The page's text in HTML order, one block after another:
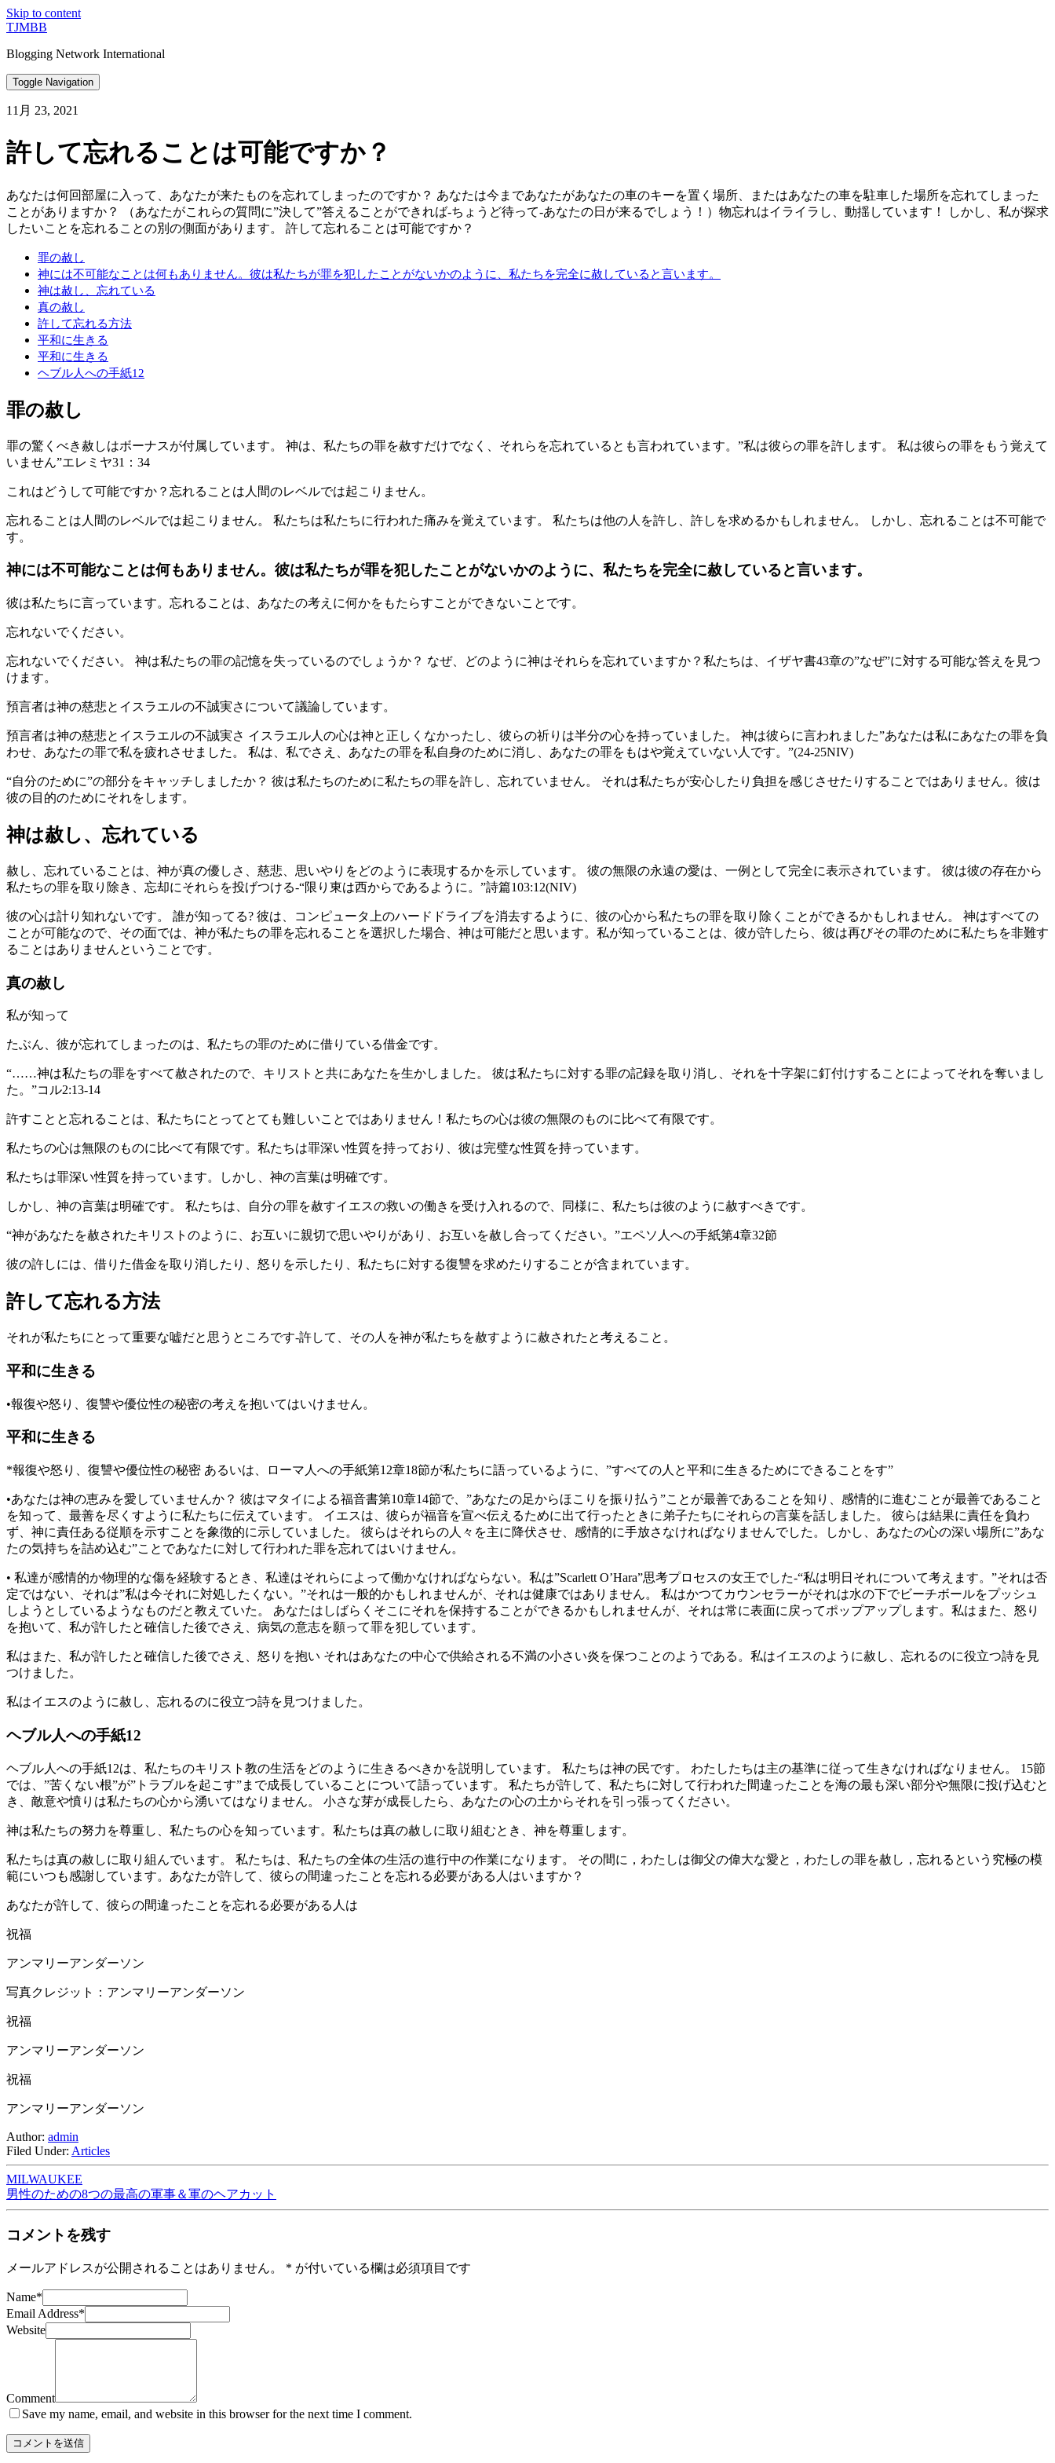
Skip to content
TJMBB
Blogging Network International
Toggle Navigation
11月 23, 2021
許して忘れることは可能ですか？
あなたは何回部屋に入って、あなたが来たものを忘れてしまったのですか？ あなたは今まであなたがあなたの車のキーを置く場所、またはあなたの車を駐車した場所を忘れてしまった
ことがありますか？ （あなたがこれらの質問に”決して”答えることができれば-ちょうど待って-あなたの日が来るでしょう！）物忘れはイライラし、動揺しています！ しかし、私が探求
したいことを忘れることの別の側面があります。 許して忘れることは可能ですか？
罪の赦し
神には不可能なことは何もありません。彼は私たちが罪を犯したことがないかのように、私たちを完全に赦していると言います。
神は赦し、忘れている
真の赦し
許して忘れる方法
平和に生きる
平和に生きる
ヘブル人への手紙12
罪の赦し
罪の驚くべき赦しはボーナスが付属しています。 神は、私たちの罪を赦すだけでなく、それらを忘れているとも言われています。”私は彼らの罪を許します。 私は彼らの罪をもう覚えて
いません”エレミヤ31：34
これはどうして可能ですか？忘れることは人間のレベルでは起こりません。
忘れることは人間のレベルでは起こりません。 私たちは私たちに行われた痛みを覚えています。 私たちは他の人を許し、許しを求めるかもしれません。 しかし、忘れることは不可能で
す。
神には不可能なことは何もありません。彼は私たちが罪を犯したことがないかのように、私たちを完全に赦していると言います。
彼は私たちに言っています。忘れることは、あなたの考えに何かをもたらすことができないことです。
忘れないでください。
忘れないでください。 神は私たちの罪の記憶を失っているのでしょうか？ なぜ、どのように神はそれらを忘れていますか？私たちは、イザヤ書43章の”なぜ”に対する可能な答えを見つ
けます。
預言者は神の慈悲とイスラエルの不誠実さについて議論しています。
預言者は神の慈悲とイスラエルの不誠実さ イスラエル人の心は神と正しくなかったし、彼らの祈りは半分の心を持っていました。 神は彼らに言われました”あなたは私にあなたの罪を負
わせ、あなたの罪で私を疲れさせました。 私は、私でさえ、あなたの罪を私自身のために消し、あなたの罪をもはや覚えていない人です。”(24-25NIV)
“自分のために”の部分をキャッチしましたか？ 彼は私たちのために私たちの罪を許し、忘れていません。 それは私たちが安心したり負担を感じさせたりすることではありません。彼は
彼の目的のためにそれをします。
神は赦し、忘れている
赦し、忘れていることは、神が真の優しさ、慈悲、思いやりをどのように表現するかを示しています。 彼の無限の永遠の愛は、一例として完全に表示されています。 彼は彼の存在から
私たちの罪を取り除き、忘却にそれらを投げつける-“限り東は西からであるように。”詩篇103:12(NIV)
彼の心は計り知れないです。 誰が知ってる? 彼は、コンピュータ上のハードドライブを消去するように、彼の心から私たちの罪を取り除くことができるかもしれません。 神はすべての
ことが可能なので、その面では、神が私たちの罪を忘れることを選択した場合、神は可能だと思います。私が知っていることは、彼が許したら、彼は再びその罪のために私たちを非難す
ることはありませんということです。
真の赦し
私が知って
たぶん、彼が忘れてしまったのは、私たちの罪のために借りている借金です。
“……神は私たちの罪をすべて赦されたので、キリストと共にあなたを生かしました。 彼は私たちに対する罪の記録を取り消し、それを十字架に釘付けすることによってそれを奪いまし
た。”コル2:13-14
許すことと忘れることは、私たちにとってとても難しいことではありません！私たちの心は彼の無限のものに比べて有限です。
私たちの心は無限のものに比べて有限です。私たちは罪深い性質を持っており、彼は完璧な性質を持っています。
私たちは罪深い性質を持っています。しかし、神の言葉は明確です。
しかし、神の言葉は明確です。 私たちは、自分の罪を赦すイエスの救いの働きを受け入れるので、同様に、私たちは彼のように赦すべきです。
“神があなたを赦されたキリストのように、お互いに親切で思いやりがあり、お互いを赦し合ってください。”エペソ人への手紙第4章32節
彼の許しには、借りた借金を取り消したり、怒りを示したり、私たちに対する復讐を求めたりすることが含まれています。
許して忘れる方法
それが私たちにとって重要な嘘だと思うところです-許して、その人を神が私たちを赦すように赦されたと考えること。
平和に生きる
•報復や怒り、復讐や優位性の秘密の考えを抱いてはいけません。
平和に生きる
*報復や怒り、復讐や優位性の秘密 あるいは、ローマ人への手紙第12章18節が私たちに語っているように、”すべての人と平和に生きるためにできることをす”
•あなたは神の恵みを愛していませんか？ 彼はマタイによる福音書第10章14節で、”あなたの足からほこりを振り払う”ことが最善であることを知り、感情的に進むことが最善であること
を知って、最善を尽くすように私たちに伝えています。 イエスは、彼らが福音を宣べ伝えるために出て行ったときに弟子たちにそれらの言葉を話しました。 彼らは結果に責任を負わ
ず、神に責任ある従順を示すことを象徴的に示していました。 彼らはそれらの人々を主に降伏させ、感情的に手放さなければなりませんでした。しかし、あなたの心の深い場所に”あな
たの気持ちを詰め込む”ことであなたに対して行われた罪を忘れてはいけません。
• 私達が感情的か物理的な傷を経験するとき、私達はそれらによって働かなければならない。私は”Scarlett O’Hara”思考プロセスの女王でした-“私は明日それについて考えます。”それは否
定ではない、それは”私は今それに対処したくない。”それは一般的かもしれませんが、それは健康ではありません。 私はかつてカウンセラーがそれは水の下でビーチボールをプッシュ
しようとしているようなものだと教えていた。 あなたはしばらくそこにそれを保持することができるかもしれませんが、それは常に表面に戻ってポップアップします。私はまた、怒り
を抱いて、私が許したと確信した後でさえ、病気の意志を願って罪を犯しています。
私はまた、私が許したと確信した後でさえ、怒りを抱い それはあなたの中心で供給される不満の小さい炎を保つことのようである。私はイエスのように赦し、忘れるのに役立つ詩を見
つけました。
私はイエスのように赦し、忘れるのに役立つ詩を見つけました。
ヘブル人への手紙12
ヘブル人への手紙12は、私たちのキリスト教の生活をどのように生きるべきかを説明しています。 私たちは神の民です。 わたしたちは主の基準に従って生きなければなりません。 15節
では、”苦くない根”が”トラブルを起こす”まで成長していることについて語っています。 私たちが許して、私たちに対して行われた間違ったことを海の最も深い部分や無限に投げ込むと
き、敵意や憤りは私たちの心から湧いてはなりません。 小さな芽が成長したら、あなたの心の土からそれを引っ張ってください。
神は私たちの努力を尊重し、私たちの心を知っています。私たちは真の赦しに取り組むとき、神を尊重します。
私たちは真の赦しに取り組んでいます。 私たちは、私たちの全体の生活の進行中の作業になります。 その間に，わたしは御父の偉大な愛と，わたしの罪を赦し，忘れるという究極の模
範にいつも感謝しています。あなたが許して、彼らの間違ったことを忘れる必要がある人はいますか？
あなたが許して、彼らの間違ったことを忘れる必要がある人は
祝福
アンマリーアンダーソン
写真クレジット：アンマリーアンダーソン
祝福
アンマリーアンダーソン
祝福
アンマリーアンダーソン
Author: admin
Filed Under: Articles
MILWAUKEE
男性のための8つの最高の軍事＆軍のヘアカット
コメントを残す
メールアドレスが公開されることはありません。 * が付いている欄は必須項目です
Name*
Email Address*
Website
Comment
Save my name, email, and website in this browser for the next time I comment.